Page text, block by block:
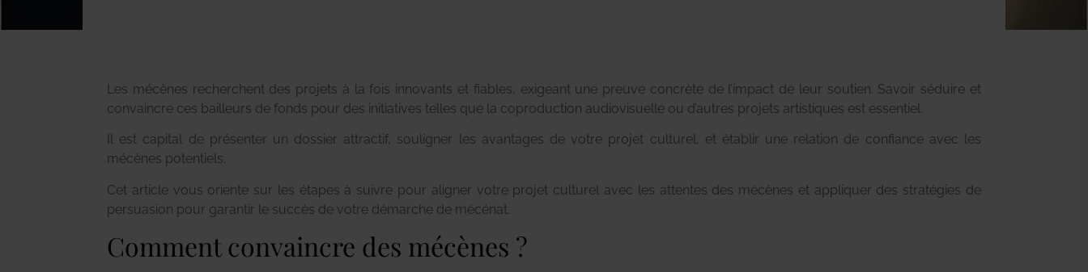
Les mécènes recherchent des projets à la fois innovants et fiables, exigeant une preuve concrète de l’impact de leur soutien. Savoir séduire et
convaincre ces bailleurs de fonds pour des initiatives telles que la coproduction audiovisuelle ou d’autres projets artistiques est essentiel.
Il est capital de présenter un dossier attractif, souligner les avantages de votre projet culturel, et établir une relation de confiance avec les
mécènes potentiels.
Cet article vous oriente sur les étapes à suivre pour aligner votre projet culturel avec les attentes des mécènes et appliquer des stratégies de
persuasion pour garantir le succès de votre démarche de mécénat.
Comment convaincre des mécènes ?